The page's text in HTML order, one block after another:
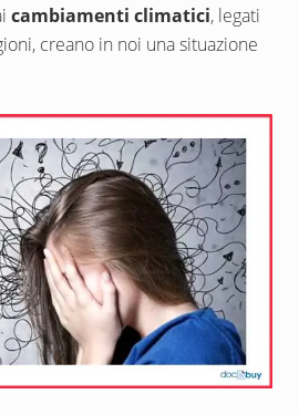
cambiamenti climatici, legati
creano in noi una situazione